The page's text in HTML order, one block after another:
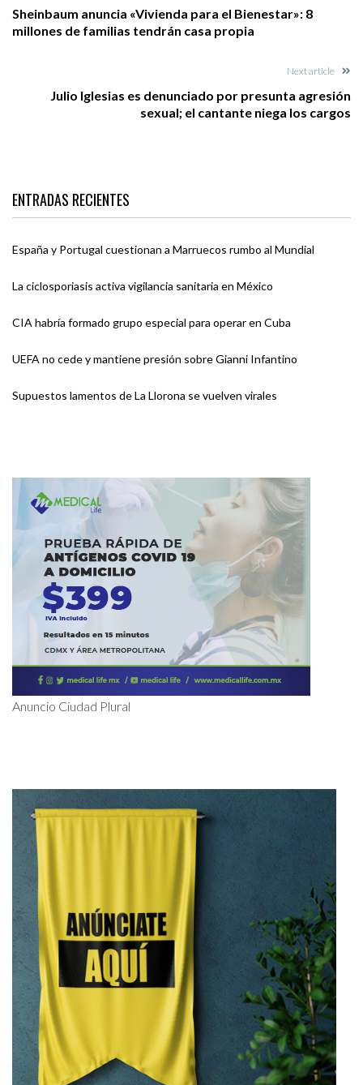
Sheinbaum anuncia «Vivienda para el Bienestar»: 8
millones de familias tendrán casa propia
Next article
Julio Iglesias es denunciado por presunta agresión
sexual; el cantante niega los cargos
ENTRADAS RECIENTES
España y Portugal cuestionan a Marruecos rumbo al Mundial
La ciclosporiasis activa vigilancia sanitaria en México
CIA habría formado grupo especial para operar en Cuba
UEFA no cede y mantiene presión sobre Gianni Infantino
Supuestos lamentos de La Llorona se vuelven virales
Anuncio Ciudad Plural